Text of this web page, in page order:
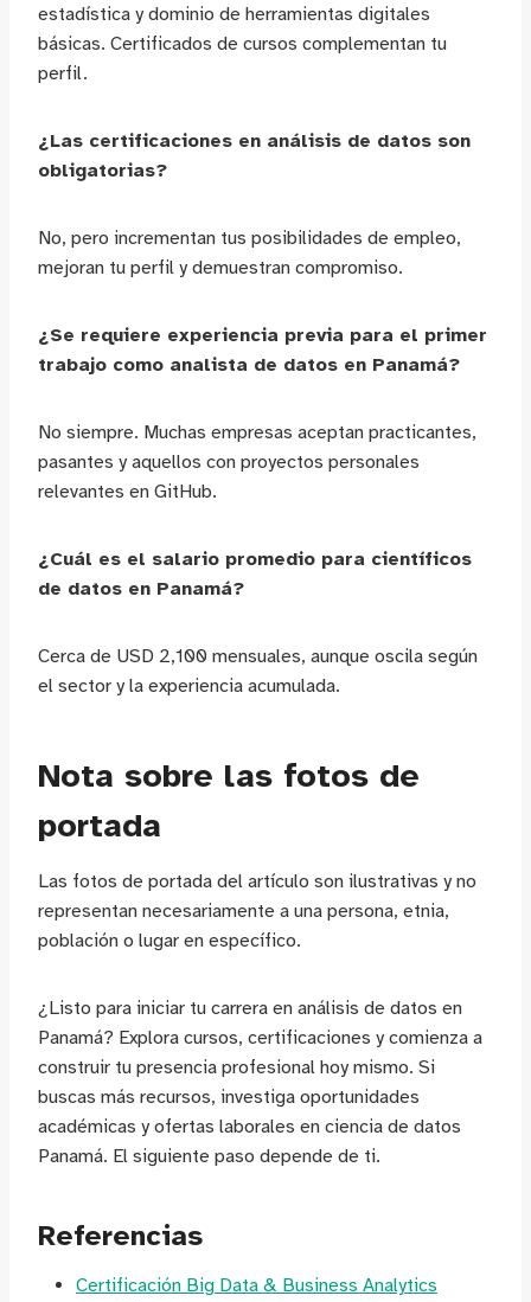
estadística y dominio de herramientas digitales
básicas. Certificados de cursos complementan tu
perfil.
¿Las certificaciones en análisis de datos son
obligatorias?
No, pero incrementan tus posibilidades de empleo,
mejoran tu perfil y demuestran compromiso.
¿Se requiere experiencia previa para el primer
trabajo como analista de datos en Panamá?
No siempre. Muchas empresas aceptan practicantes,
pasantes y aquellos con proyectos personales
relevantes en GitHub.
¿Cuál es el salario promedio para científicos
de datos en Panamá?
Cerca de USD 2,100 mensuales, aunque oscila según
el sector y la experiencia acumulada.
Nota sobre las fotos de
portada
Las fotos de portada del artículo son ilustrativas y no
representan necesariamente a una persona, etnia,
población o lugar en específico.
¿Listo para iniciar tu carrera en análisis de datos en
Panamá? Explora cursos, certificaciones y comienza a
construir tu presencia profesional hoy mismo. Si
buscas más recursos, investiga oportunidades
académicas y ofertas laborales en ciencia de datos
Panamá. El siguiente paso depende de ti.
Referencias
Certificación Big Data & Business Analytics